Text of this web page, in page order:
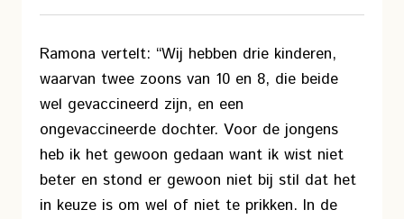
Ramona vertelt: “Wij hebben drie kinderen,
waarvan twee zoons van 10 en 8, die beide
wel gevaccineerd zijn, en een
ongevaccineerde dochter. Voor de jongens
heb ik het gewoon gedaan want ik wist niet
beter en stond er gewoon niet bij stil dat het
in keuze is om wel of niet te prikken. In de